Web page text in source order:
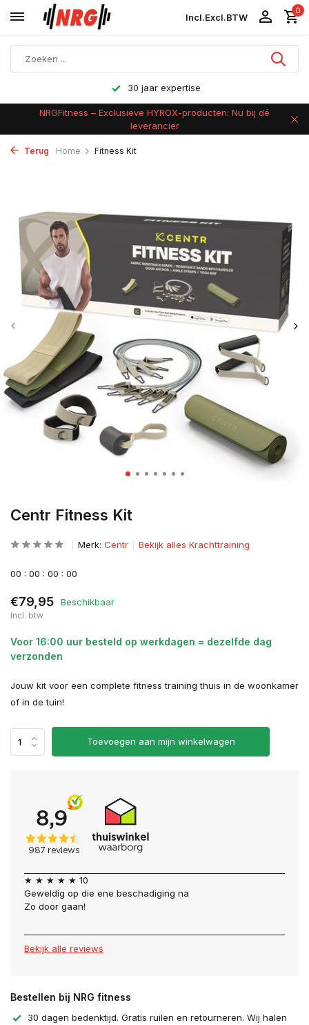
Incl.Excl.BTW
0
Achteraf betalen
NRGFitness – Exclusieve HYROX-producten: Nu bij dé
leverancier
Terug Home Fitness Kit
Centr Fitness Kit
Merk: Centr Bekijk alles Krachttraining
00 : 00 : 00 : 00
€79,95 Beschikbaar
Incl. btw
Voor 16:00 uur besteld op werkdagen = dezelfde dag
verzonden
Jouw kit voor een complete fitness training thuis in de woonkamer
of in de tuin!
Toevoegen aan mijn winkelwagen
★ ★ ★ ★ ★ 10
Geweldig op die ene beschadiging na
Zo door gaan!
Bekijk alle reviews
Bestellen bij NRG fitness
30 dagen bedenktijd. Gratis ruilen en retourneren. Wij halen